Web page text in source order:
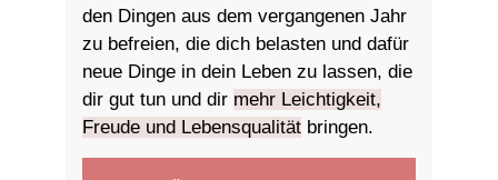
den Dingen aus dem vergangenen Jahr
zu befreien, die dich belasten und dafür
neue Dinge in dein Leben zu lassen, die
dir gut tun und dir mehr Leichtigkeit,
Freude und Lebensqualität bringen.